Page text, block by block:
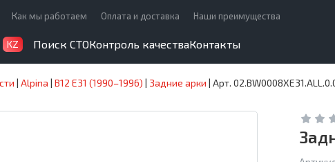
Как мы работаем Оплата и доставка Наши преимущества
KZ Поиск СТОКонтроль качестваКонтакты
| Alpina | B12 E31 (1990–1996) | Задние арки | Арт.